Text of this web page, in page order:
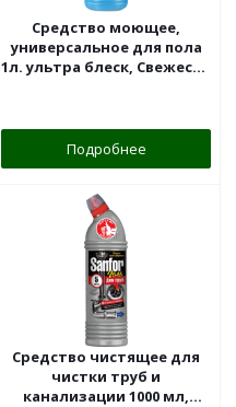
Средство моющее,
универсальное для пола
1л. ультра блеск, Свежесть
Подробнее
Средство чистящее для
чистки труб и
канализации 1000 мл,